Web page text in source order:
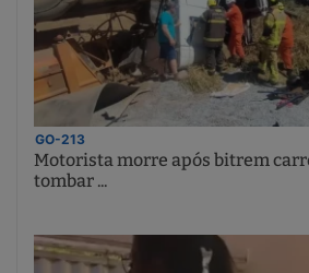
GO-213
Motorista morre após bitrem
tombar ...